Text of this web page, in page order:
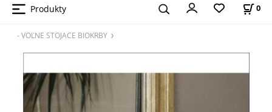
Produkty 0
- VOĽNE STOJACE BIOKRBY